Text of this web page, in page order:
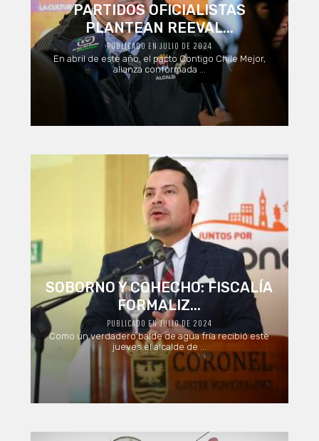
PARTIDOS OFICIALISTAS
PLANTEAN REEVAL...
PUBLICADO EN JULIO DE 2024
En abril de este año, el pacto Contigo Chile Mejor,
alianza conformada ...
SOBORNO Y COHECHO: FISCALÍA
FORMALIZ...
PUBLICADO EN JULIO DE 2024
Como un verdadero balde de agua fría recibió este
jueves el alcalde de ...